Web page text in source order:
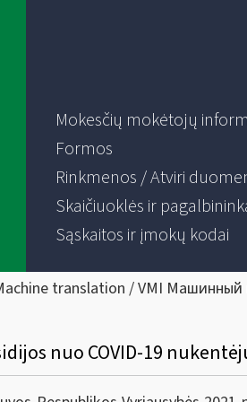
Mokesčių mokėtojų
Formos
Rinkmenos / Atviri
Skaičiuoklės ir
Sąskaitos ir įmokų kodai
translation / VMI